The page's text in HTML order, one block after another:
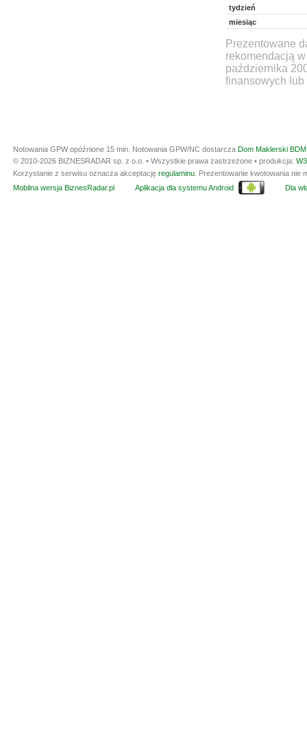
tydzień
miesiąc
Prezentowane
rekomendacją
października
finansowych lub
Notowania GPW opóźnione 15 min. Notowania GPW/NC dostarcza Dom Maklerski
© 2010-2026 BIZNESRADAR sp. z o.o. • Wszystkie prawa zastrzeżone • produkcja:
Korzystanie z serwisu oznacza akceptację regulaminu . Prezentowanie kwotowania
Mobilna wersja BiznesRadar.pl
Aplikacja dla systemu Android Dla